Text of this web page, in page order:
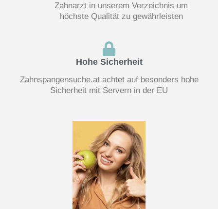
Zahnarzt in unserem Verzeichnis um
höchste Qualität zu gewährleisten
Hohe Sicherheit
Zahnspangensuche.at achtet auf besonders hohe
Sicherheit mit Servern in der EU